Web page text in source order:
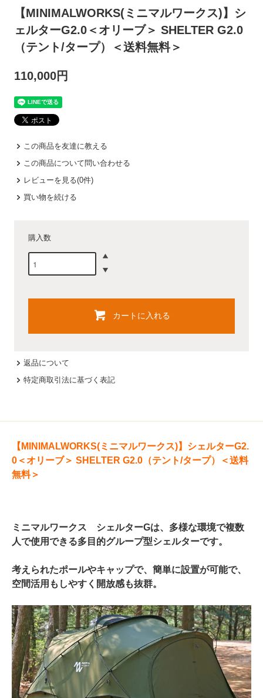
【MINIMALWORKS(ミニマルワークス)】シ
ェルターG2.0＜オリーブ＞ SHELTER G2.0
（テント/タープ）＜送料無料＞
110,000円
この商品を友達に教える
この商品について問い合わせる
レビューを見る(0件)
買い物を続ける
購入数
カートに入れる
返品について
特定商取引法に基づく表記
【MINIMALWORKS(ミニマルワークス)】シェルターG2.
0＜オリーブ＞ SHELTER G2.0（テント/タープ）＜送料
無料＞
ミニマルワークス シェルターGは、多様な環境で複数
人で使用できる多目的グループ型シェルターです。
考えられたポールやキャップで、簡単に設置が可能で、
空間活用もしやすく開放感も抜群。